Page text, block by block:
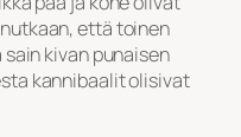
että toinen
kivan punaisen
kannibaalit olisivat